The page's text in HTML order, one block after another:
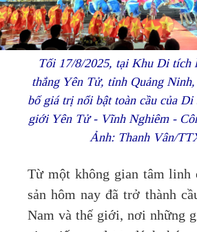
Tối 17/8/2025, tại Khu Di tích
thắng Yên Tử, tỉnh Quảng
bố giá trị nổi bật toàn cầu của Di
giới Yên Tử - Vĩnh Nghiêm -
Ảnh: Thanh Vân/
Từ một không gian tâm linh
sản hôm nay đã trở thành
Nam và thế giới, nơi những